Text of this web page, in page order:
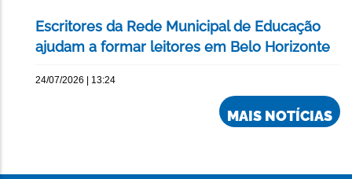
Escritores da Rede Municipal de Educação
ajudam a formar leitores em Belo Horizonte
24/07/2026 | 13:24
MAIS NOTÍCIAS